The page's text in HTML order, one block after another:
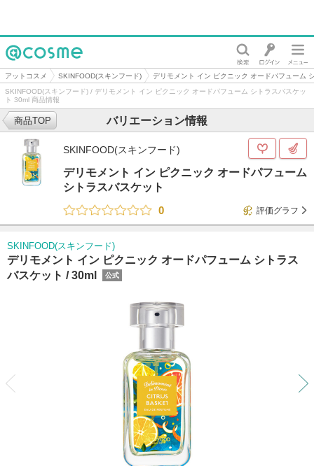
@cosme
アットコスメ SKINFOOD(スキンフード)
デリモメント イン ピクニック オードパフューム
SKINFOOD(スキンフード) / デリモメント イン ピクニック オードパフューム シトラスバスケッ
ト 30ml 商品情報
バリエーション情報
商品TOP
SKINFOOD(スキンフード)
デリモメント イン ピクニック オードパフューム
シトラスバスケット
0
評価グラフ
SKINFOOD(スキンフード)
デリモメント イン ピクニック オードパフューム シトラス
バスケット /30ml 公式